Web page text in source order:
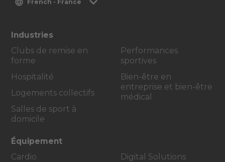
French - France
Industries
Clubs de remise en
forme
Hospitalité
Logements collectifs
Salles de sport à
domicile
Performances
sportives
Bien-être en
entreprise et bien-être
médical
Équipement
Cardio
Digital Solutions